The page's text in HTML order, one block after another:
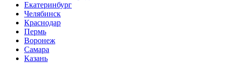
Екатеринбург
Челябинск
Краснодар
Пермь
Воронеж
Самара
Казань